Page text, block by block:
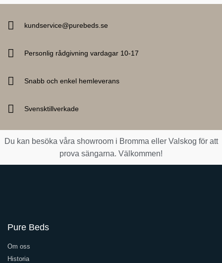
kundservice@purebeds.se
Personlig rådgivning vardagar 10-17
Snabb och enkel hemleverans
Svensktillverkade
Du kan besöka våra showroom i Bromma eller Valskog för att
prova sängarna. Välkommen!
Pure Beds
Om oss
Historia